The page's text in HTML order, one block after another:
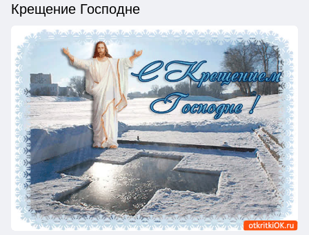
Крещение Господне